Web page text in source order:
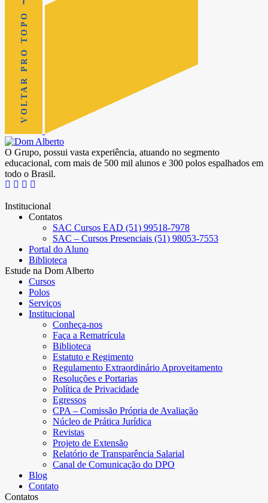
VOLTAR PRO TOPO
O Grupo, possui vasta experiência, atuando no segmento
educacional, com mais de 500 mil alunos e 300 polos espalhados em
todo o Brasil.
Institucional
Contatos
SAC Cursos EAD (51) 99518-7978
SAC – Cursos Presenciais (51) 98053-7553
Portal do Aluno
Biblioteca
Estude na Dom Alberto
Cursos
Polos
Serviços
Institucional
Conheça-nos
Faça a Rematrícula
Biblioteca
Estatuto e Regimento
Regulamento Extraordinário Aproveitamento
Resoluções e Portarias
Política de Privacidade
Egressos
CPA – Comissão Própria de Avaliação
Núcleo de Prática Jurídica
Revistas
Projeto de Extensão
Relatório de Transparência Salarial
Canal de Comunicação do DPO
Blog
Contato
Contatos